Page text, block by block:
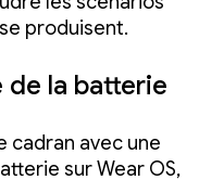
produisent.
la batterie
cadran avec une
sur Wear OS,